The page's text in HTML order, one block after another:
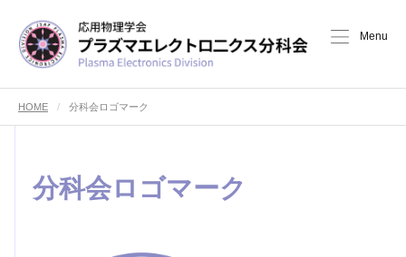
Menu
HOME 分科会ロゴマーク
分科会ロゴマーク